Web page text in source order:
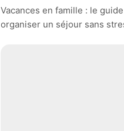
Vacances en famille : le
organiser un séjour sans